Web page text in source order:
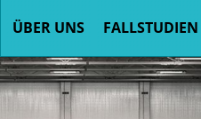
ÜBER UNS FALLSTUDIEN